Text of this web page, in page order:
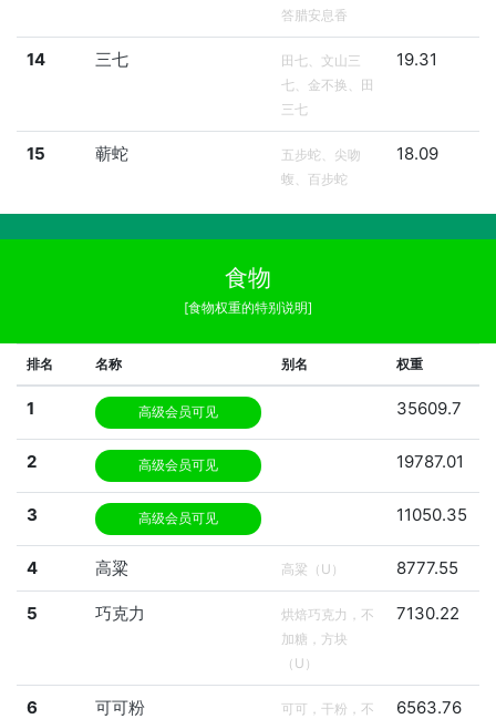
答腊安息香
14 三七
田七、文山三
七、金不换、田
三七
19.31
15 蕲蛇
五步蛇、尖吻
蝮、百步蛇
18.09
食物
[食物权重的特别说明]
排名 名称 别名 权重
1 高级会员可见 35609.7
2 高级会员可见 19787.01
3 高级会员可见 11050.35
4 高粱 高粱（U） 8777.55
5 巧克力
烘焙巧克力，不
加糖，方块
（U）
7130.22
6 可可粉
可可，干粉，不
6563.76